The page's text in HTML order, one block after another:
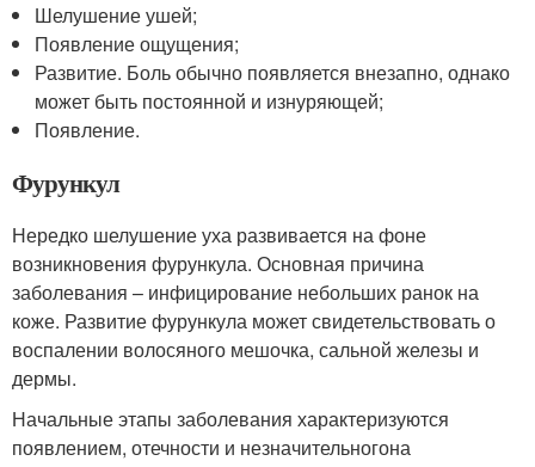
Шелушение ушей;
Появление ощущения;
Развитие. Боль обычно появляется внезапно, однако
может быть постоянной и изнуряющей;
Появление.
Фурункул
Нередко шелушение уха развивается на фоне
возникновения фурункула. Основная причина
заболевания – инфицирование небольших ранок на
коже. Развитие фурункула может свидетельствовать о
воспалении волосяного мешочка, сальной железы и
дермы.
Начальные этапы заболевания характеризуются
появлением, отечности и незначительногона